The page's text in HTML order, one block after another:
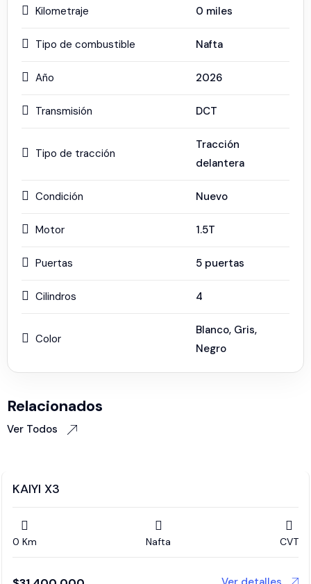
Kilometraje 0 miles
Tipo de combustible Nafta
Año 2026
Transmisión DCT
Tipo de tracción
Tracción
delantera
Condición Nuevo
Motor 1.5T
Puertas 5 puertas
Cilindros 4
Color
Blanco, Gris,
Negro
Relacionados
Ver Todos
KAIYI X3
0 Km Nafta CVT